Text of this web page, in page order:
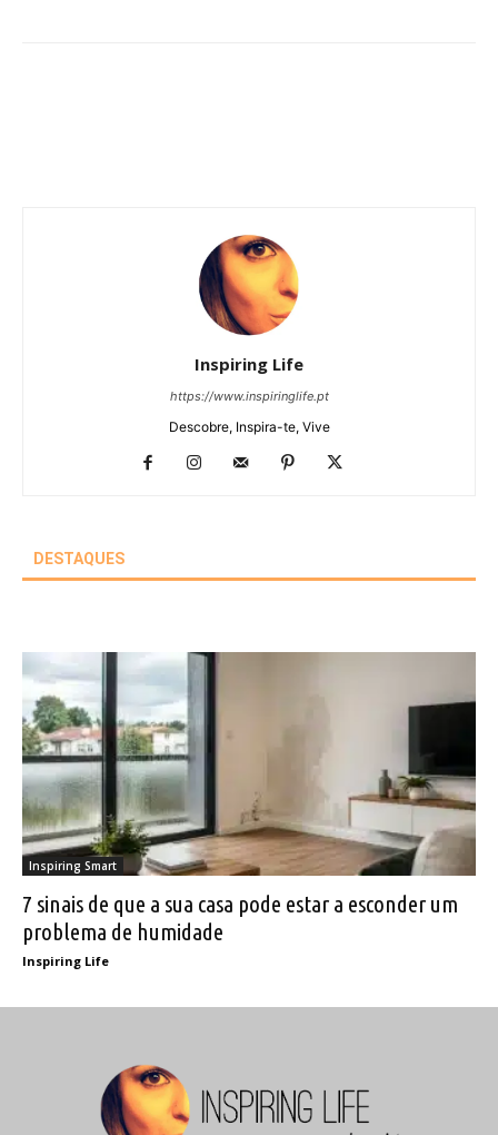
Inspiring Life
https://www.inspiringlife.pt
Descobre, Inspira-te, Vive
DESTAQUES
Inspiring Smart
7 sinais de que a sua casa pode estar a esconder um
problema de humidade
Inspiring Life